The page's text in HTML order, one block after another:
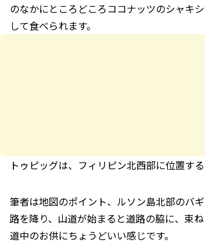
のなかにところどころココナッツのシャキ
して食べられます。
トゥピッグは、フィリピン北西部に位置す
筆者は地図のポイント、ルソン島北部のバ
路を降り、山道が始まると道路の脇に、束
道中のお供にちょうどいい感じです。